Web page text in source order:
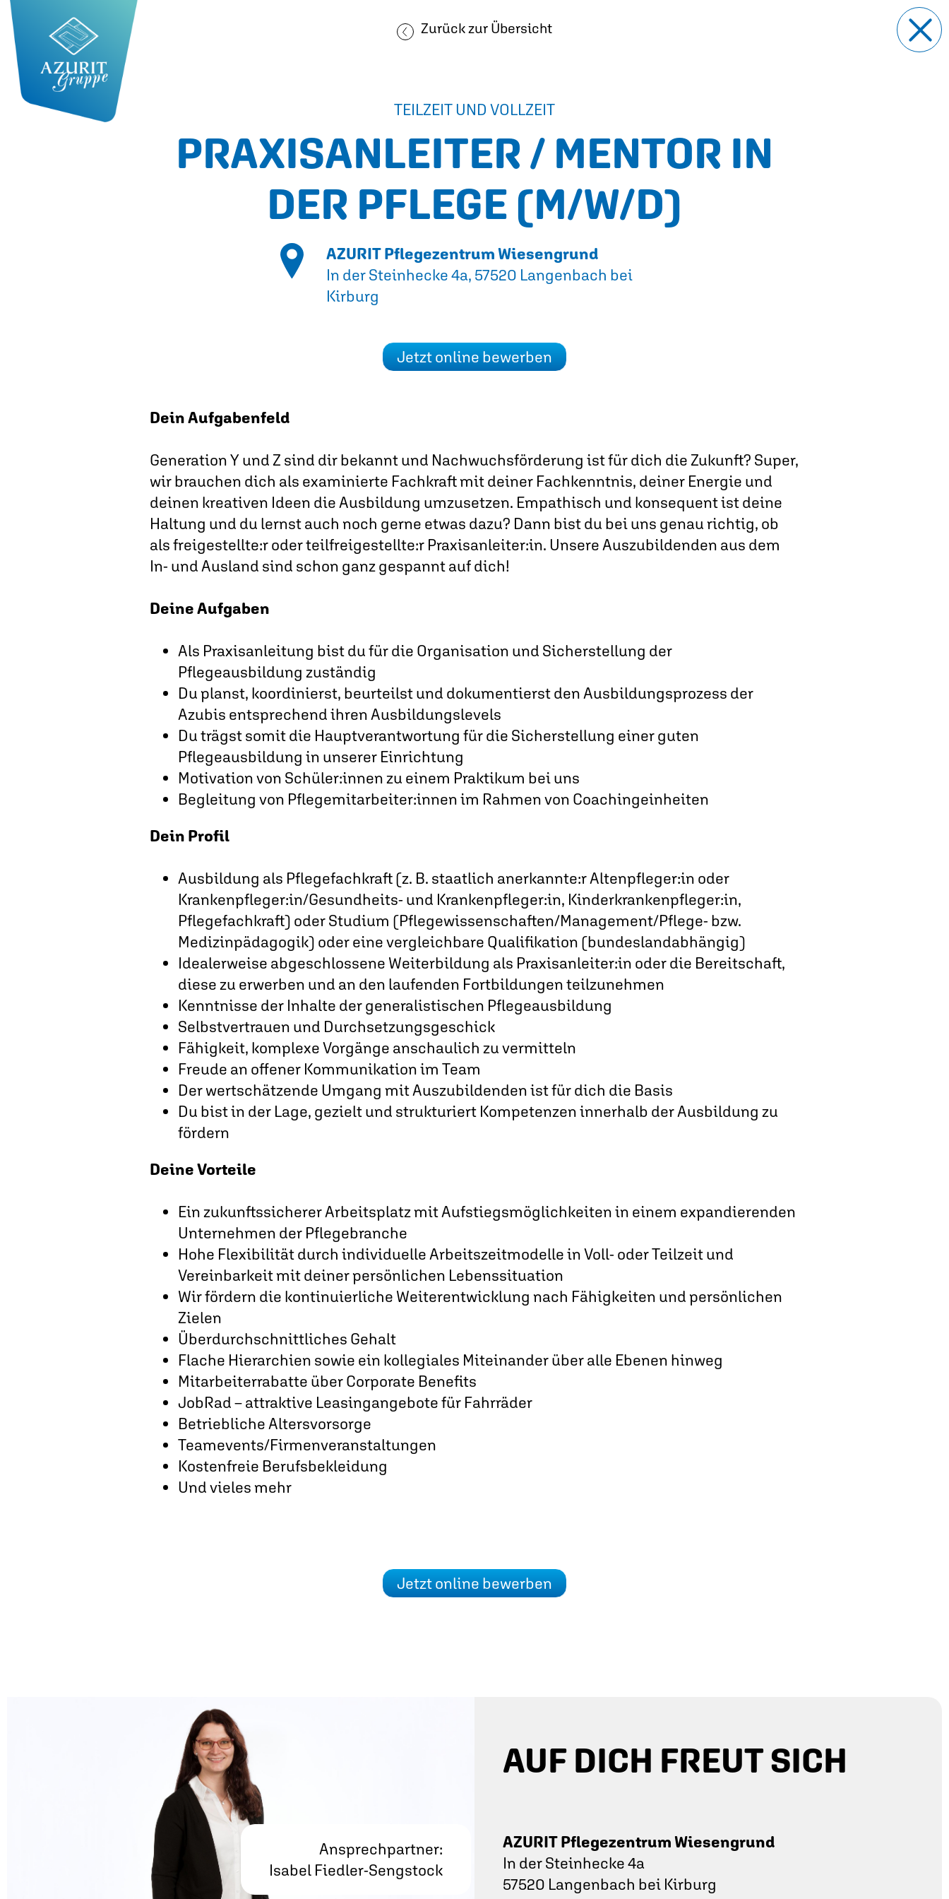
Zurück zur Übersicht
TEILZEIT UND VOLLZEIT
PRAXISANLEITER / MENTOR IN
DER PFLEGE (M/W/D)
AZURIT Pflegezentrum Wiesengrund
In der Steinhecke 4a, 57520 Langenbach bei
Kirburg
Jetzt online bewerben
Dein Aufgabenfeld
Generation Y und Z sind dir bekannt und Nachwuchsförderung ist für dich die Zukunft? Super,
wir brauchen dich als examinierte Fachkraft mit deiner Fachkenntnis, deiner Energie und
deinen kreativen Ideen die Ausbildung umzusetzen. Empathisch und konsequent ist deine
Haltung und du lernst auch noch gerne etwas dazu? Dann bist du bei uns genau richtig, ob
als freigestellte:r oder teilfreigestellte:r Praxisanleiter:in. Unsere Auszubildenden aus dem
In- und Ausland sind schon ganz gespannt auf dich!
Deine Aufgaben
Als Praxisanleitung bist du für die Organisation und Sicherstellung der
Pflegeausbildung zuständig
Du planst, koordinierst, beurteilst und dokumentierst den Ausbildungsprozess der
Azubis entsprechend ihren Ausbildungslevels
Du trägst somit die Hauptverantwortung für die Sicherstellung einer guten
Pflegeausbildung in unserer Einrichtung
Motivation von Schüler:innen zu einem Praktikum bei uns
Begleitung von Pflegemitarbeiter:innen im Rahmen von Coachingeinheiten
Dein Profil
Ausbildung als Pflegefachkraft (z. B. staatlich anerkannte:r Altenpfleger:in oder
Krankenpfleger:in/Gesundheits- und Krankenpfleger:in, Kinderkrankenpfleger:in,
Pflegefachkraft) oder Studium (Pflegewissenschaften/Management/Pflege- bzw.
Medizinpädagogik) oder eine vergleichbare Qualifikation (bundeslandabhängig)
Idealerweise abgeschlossene Weiterbildung als Praxisanleiter:in oder die Bereitschaft,
diese zu erwerben und an den laufenden Fortbildungen teilzunehmen
Kenntnisse der Inhalte der generalistischen Pflegeausbildung
Selbstvertrauen und Durchsetzungsgeschick
Fähigkeit, komplexe Vorgänge anschaulich zu vermitteln
Freude an offener Kommunikation im Team
Der wertschätzende Umgang mit Auszubildenden ist für dich die Basis
Du bist in der Lage, gezielt und strukturiert Kompetenzen innerhalb der Ausbildung zu
fördern
Deine Vorteile
Ein zukunftssicherer Arbeitsplatz mit Aufstiegsmöglichkeiten in einem expandierenden
Unternehmen der Pflegebranche
Hohe Flexibilität durch individuelle Arbeitszeitmodelle in Voll- oder Teilzeit und
Vereinbarkeit mit deiner persönlichen Lebenssituation
Wir fördern die kontinuierliche Weiterentwicklung nach Fähigkeiten und persönlichen
Zielen
Überdurchschnittliches Gehalt
Flache Hierarchien sowie ein kollegiales Miteinander über alle Ebenen hinweg
Mitarbeiterrabatte über Corporate Benefits
JobRad – attraktive Leasingangebote für Fahrräder
Betriebliche Altersvorsorge
Teamevents/Firmenveranstaltungen
Kostenfreie Berufsbekleidung
Und vieles mehr
Jetzt online bewerben
Ansprechpartner:
Isabel Fiedler-Sengstock
AUF DICH FREUT SICH
AZURIT Pflegezentrum Wiesengrund
In der Steinhecke 4a
57520 Langenbach bei Kirburg